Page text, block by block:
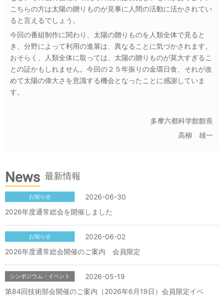
こちらの方は太陽の贈りものが見事に人間の活動に活かされてい
ると言えるでしょう。
今回の番組制作に関わり、太陽の贈りものを人類全体で見ると
き、分野によって利用の進展は、異なることに気づかされます。
おそらく、人類全体に取っては、太陽の贈りものが莫大すぎるこ
との証かもしれません。今回の２５年振りの金環日食、それが改
めて太陽の偉大さを意識する機会となったことに感謝していま
す。
多摩六都科学館館長
高柳 雄一
News 最新情報
2026-06-30
お知らせ
2026年度通常総会を開催しました
2026-06-02
お知らせ
2026年度通常総会開催のご案内 会員限定
2026-05-19
シンポジウム・イベント
第84回技術部会開催のご案内（2026年6月19日）会員限定イベ